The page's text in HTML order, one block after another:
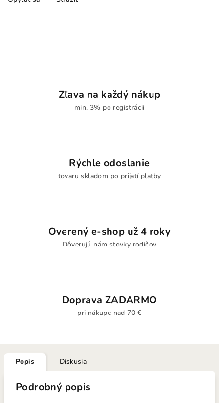
Zľava na každý nákup
min. 3% po registrácii
Rýchle odoslanie
tovaru skladom po prijatí platby
Overený e-shop už 4 roky
Dôverujú nám stovky rodičov
Doprava ZADARMO
pri nákupe nad 70 €
Popis Diskusia
Podrobný popis